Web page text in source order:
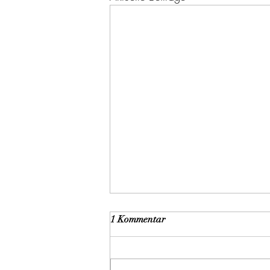
Perfektion?
1 Kommentar